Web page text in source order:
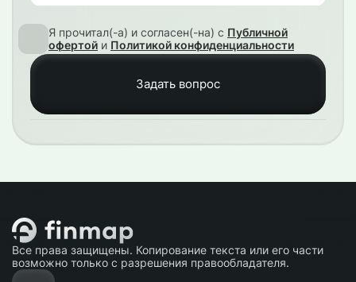
Я прочитал(-а) и согласен(-на) с Публичной
офертой и Политикой конфиденциальности
Все права защищены. Копирование текста или его части
возможно только с разрешения правообладателя.